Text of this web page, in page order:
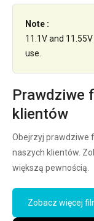
Note :
11.1V and
use.
Prawdziwe
klientów
Obejrzyj prawdziwe
naszych klientów.
większą pewnością.
Zobacz więcej